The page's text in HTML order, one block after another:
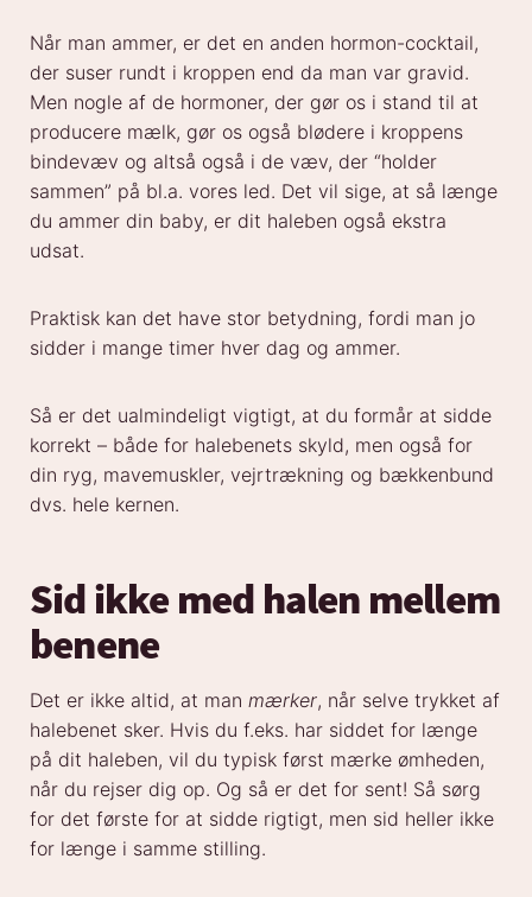
Når man ammer, er det en anden hormon-cocktail,
der suser rundt i kroppen end da man var gravid.
Men nogle af de hormoner, der gør os i stand til at
producere mælk, gør os også blødere i kroppens
bindevæv og altså også i de væv, der “holder
sammen” på bl.a. vores led. Det vil sige, at så længe
du ammer din baby, er dit haleben også ekstra
udsat.
Praktisk kan det have stor betydning, fordi man jo
sidder i mange timer hver dag og ammer.
Så er det ualmindeligt vigtigt, at du formår at sidde
korrekt – både for halebenets skyld, men også for
din ryg, mavemuskler, vejrtrækning og bækkenbund
dvs. hele kernen.
Sid ikke med halen mellem
benene
Det er ikke altid, at man mærker, når selve trykket af
halebenet sker. Hvis du f.eks. har siddet for længe
på dit haleben, vil du typisk først mærke ømheden,
når du rejser dig op. Og så er det for sent! Så sørg
for det første for at sidde rigtigt, men sid heller ikke
for længe i samme stilling.